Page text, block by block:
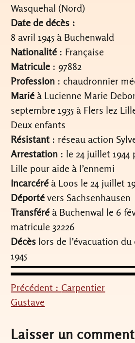
Wasquehal (Nord)
Date de décès :
8 avril 1945 à Buchenwald
Nationalité : Française
Matricule : 97882
Profession : chaudronnier
Marié à Lucienne Marie
septembre 1935 à Flers lez
Deux enfants
Résistant : réseau action
Arrestation : le 24 juillet 1944
Lille pour aide à l’ennemi
Incarcéré à Loos le 24 juillet
Déporté vers Sachsenhausen
Transféré à Buchenwal le 6
matricule 32226
Décès lors de l’évacuation
1945
Navigation
de
l’article
Précédent : Carpentier
Gustave
Laisser un